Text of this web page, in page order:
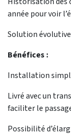
année pour voir
Solution
Bénéfices :
Installation
Livré avec un
faciliter le
Possibilité